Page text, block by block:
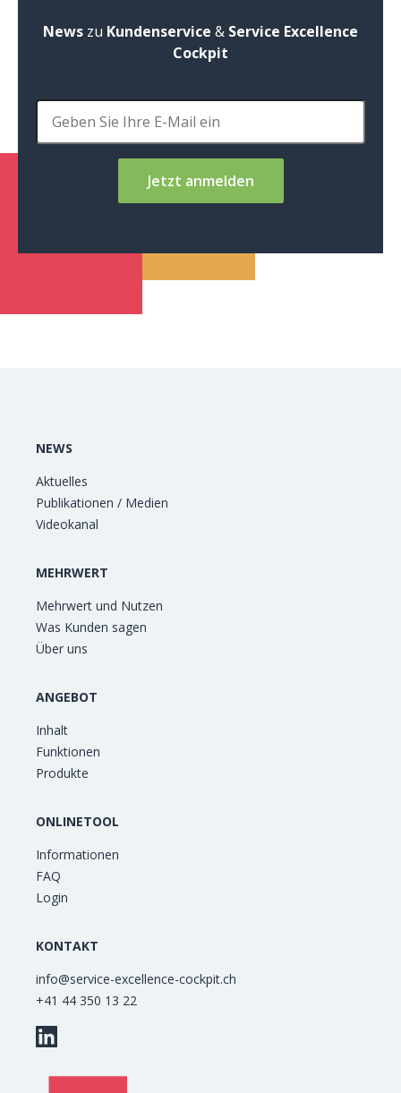
News zu Kundenservice & Service Excellence
Cockpit
Jetzt anmelden
NEWS
Aktuelles
Publikationen / Medien
Videokanal
MEHRWERT
Mehrwert und Nutzen
Was Kunden sagen
Über uns
ANGEBOT
Inhalt
Funktionen
Produkte
ONLINETOOL
Informationen
FAQ
Login
KONTAKT
info@service-excellence-cockpit.ch
+41 44 350 13 22